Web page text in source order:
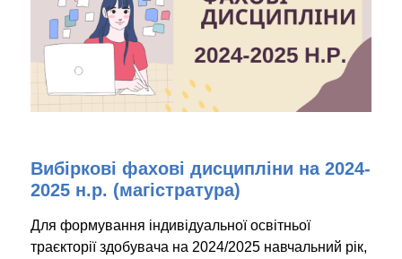
Вибіркові фахові дисципліни на 2024-
2025 н.р. (магістратура)
Для формування індивідуальної освітньої
траєкторії здобувача на 2024/2025 навчальний рік,